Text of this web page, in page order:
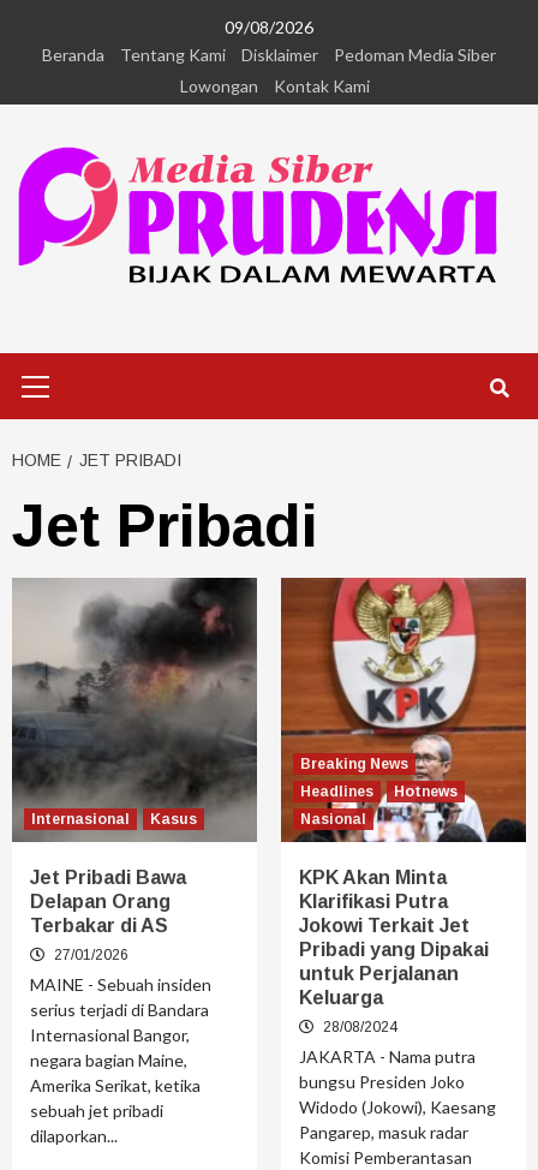
09/08/2026
Beranda
Tentang Kami Disklaimer
Pedoman Media Siber
Lowongan
Kontak Kami
HOME JET PRIBADI
Jet Pribadi
Internasional Kasus
Jet Pribadi Bawa
Delapan Orang
Terbakar di AS
27/01/2026
MAINE - Sebuah insiden
serius terjadi di Bandara
Internasional Bangor,
negara bagian Maine,
Amerika Serikat, ketika
sebuah jet pribadi
dilaporkan...
Breaking News
Headlines
Hotnews
Nasional
KPK Akan Minta
Klarifikasi Putra
Jokowi Terkait Jet
Pribadi yang Dipakai
untuk Perjalanan
Keluarga
28/08/2024
JAKARTA - Nama putra
bungsu Presiden Joko
Widodo (Jokowi), Kaesang
Pangarep, masuk radar
Komisi Pemberantasan